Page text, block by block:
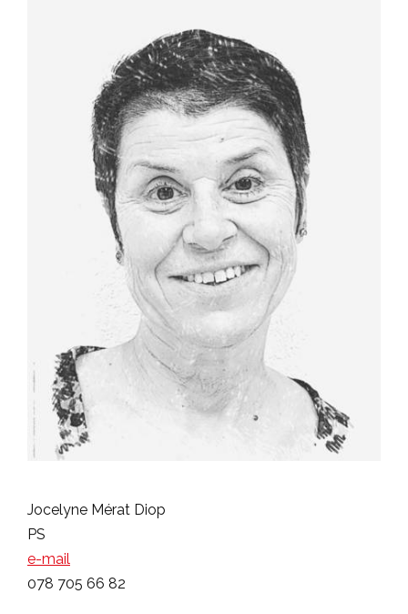
Jocelyne Mérat Diop
PS
e-mail
078 705 66 82